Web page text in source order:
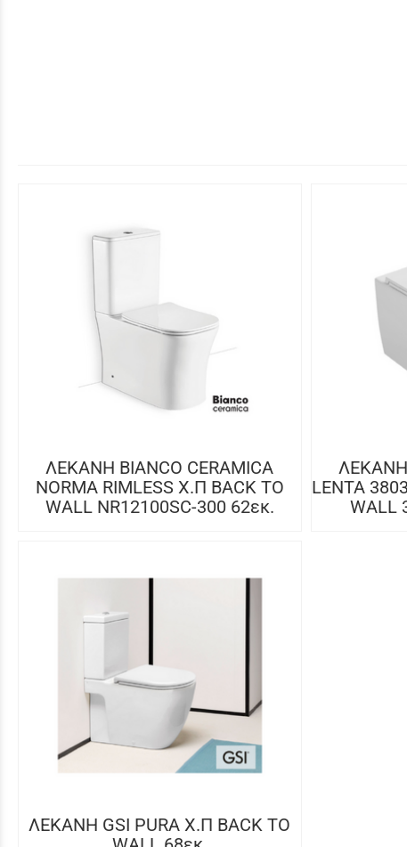
ΛΕΚΑΝΗ BIANCO CERAMICA
NORMA RIMLESS X.Π BACK TO
WALL NR12100SC-300 62εκ.
ΛΕΚΑΝΗ
LENTA
WALL
ΛΕΚΑΝΗ GSI PURA Χ.Π BACK TO